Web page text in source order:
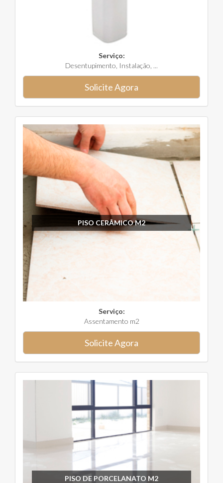
Serviço:
Desentupimento, Instalação, ...
Solicite Agora
PISO CERÂMICO M2
Serviço:
Assentamento m2
Solicite Agora
PISO DE PORCELANATO M2